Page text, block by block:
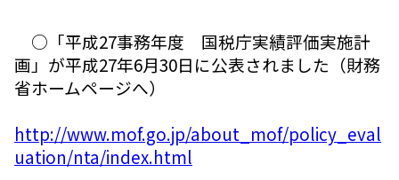
○「平成27事務年度 国税庁実績評価実施計
画」が平成27年6月30日に公表されました（財務
省ホームページへ）
http://www.mof.go.jp/about_mof/policy_eval
uation/nta/index.html